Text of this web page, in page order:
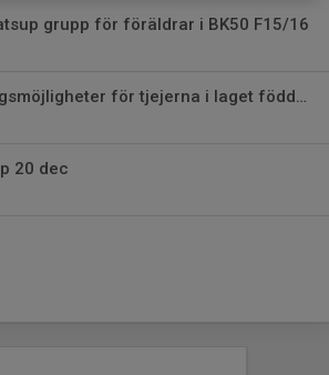
grupp för föräldrar i BK50 F15/16
Extra träningsmöjligheter för tjejerna i laget födda 2015
20 dec